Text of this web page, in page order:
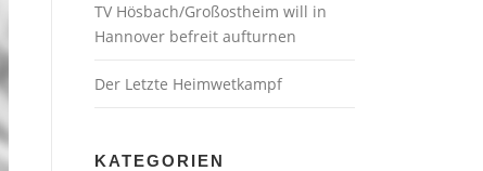
TV Hösbach/Großostheim will in
Hannover befreit aufturnen
Der Letzte Heimwetkampf
KATEGORIEN